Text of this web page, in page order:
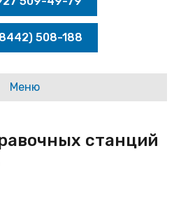
508-188
Меню
станций